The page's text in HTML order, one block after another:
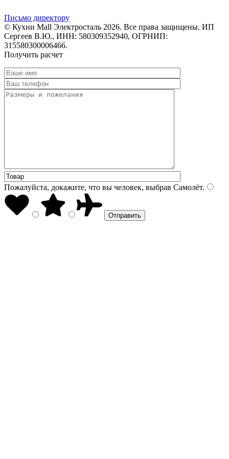
Письмо директору
© Кухни Mall Электросталь 2026. Все права защищены. ИП
Сергеев В.Ю., ИНН: 580309352940, ОГРНИП:
315580300006466.
Получить расчет
Пожалуйста, докажите, что вы человек, выбрав Самолёт.